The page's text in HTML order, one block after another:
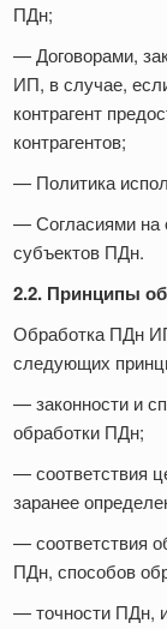
ПДн;
— Договорами,
ИП, в случае,
контрагент
контрагентов;
— Политика
— Согласиями на
субъектов ПДн.
2.2. Принципы
Обработка ПДн
следующих
— законности и
обработки ПДн;
— соответствия
заранее
— соответствия
ПДн, способов
— точности ПДн,